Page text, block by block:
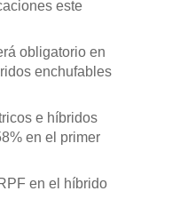
este
obligatorio en
enchufables
e híbridos
en el primer
en el híbrido